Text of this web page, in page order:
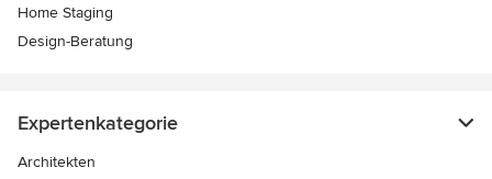
Home Staging
Design-Beratung
Expertenkategorie
Architekten